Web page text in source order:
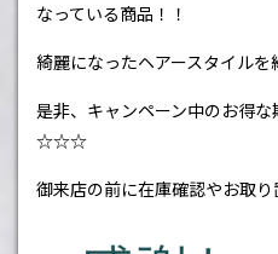
なっている商品！！
綺麗になったヘアースタイルを
是非、キャンペーン中のお得な
☆☆☆
御来店の前に在庫確認やお取